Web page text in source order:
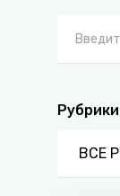
Рубрики
ВСЕ